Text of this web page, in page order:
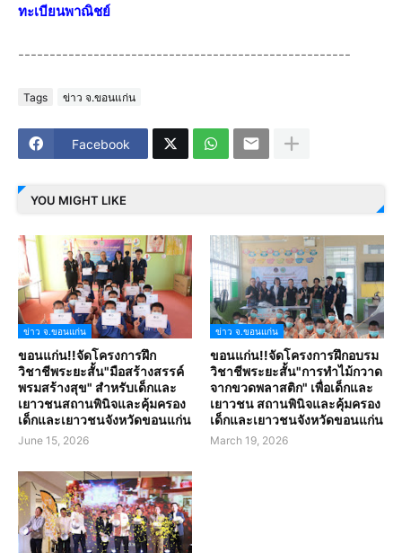
ทะเบียนพาณิชย์
-----------------------------------------------------
Tags ข่าว จ.ขอนแก่น
Facebook
YOU MIGHT LIKE
ข่าว จ.ขอนแก่น
ขอนแก่น!!จัดโครงการฝึก
วิชาชีพระยะสั้น"มือสร้างสรรค์
พรมสร้างสุข" สำหรับเด็กและ
เยาวชนสถานพินิจและคุ้มครอง
เด็กและเยาวชนจังหวัดขอนแก่น
June 15, 2026
ข่าว จ.ขอนแก่น
ขอนแก่น!!จัดโครงการฝึกอบรม
วิชาชีพระยะสั้น"การทำไม้กวาด
จากขวดพลาสติก" เพื่อเด็กและ
เยาวชน สถานพินิจและคุ้มครอง
เด็กและเยาวชนจังหวัดขอนแก่น
March 19, 2026